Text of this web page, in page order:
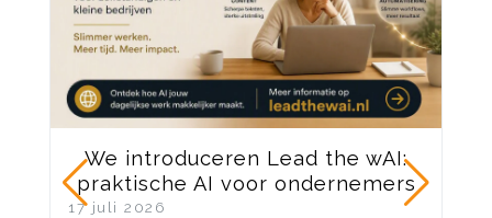
We introduceren Lead the wAI:
praktische AI voor ondernemers
17 juli 2026